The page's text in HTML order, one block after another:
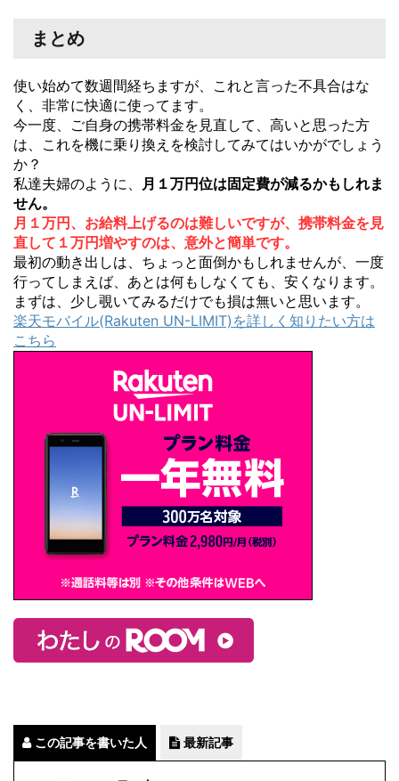
まとめ
使い始めて数週間経ちますが、これと言った不具合はな
く、非常に快適に使ってます。
今一度、ご自身の携帯料金を見直して、高いと思った方
は、これを機に乗り換えを検討してみてはいかがでしょう
か？
私達夫婦のように、
月１万円位は固定費が減るかもしれま
せん。
月１万円、お給料上げるのは難しいですが、携帯料金を見
直して１万円増やすのは、意外と簡単です。
最初の動き出しは、ちょっと面倒かもしれませんが、一度
行ってしまえば、あとは何もしなくても、安くなります。
まずは、少し覗いてみるだけでも損は無いと思います。
楽天モバイル(Rakuten UN-LIMIT)を詳しく知りたい方は
こちら
この記事を書いた人 最新記事